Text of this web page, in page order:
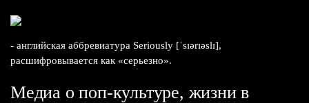
- английская аббревиатура Seriously [ˈsɪərɪəslɪ],
расшифровывается как «серьезно».
Медиа о поп-культуре, жизни в